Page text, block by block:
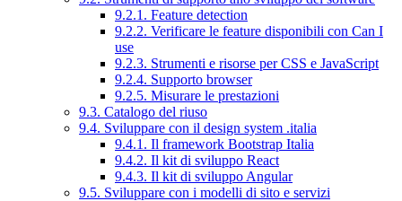
9.2.1. Feature detection
9.2.2. Verificare le feature disponibili con Can I
use
9.2.3. Strumenti e risorse per CSS e JavaScript
9.2.4. Supporto browser
9.2.5. Misurare le prestazioni
9.3. Catalogo del riuso
9.4. Sviluppare con il design system .italia
9.4.1. Il framework Bootstrap Italia
9.4.2. Il kit di sviluppo React
9.4.3. Il kit di sviluppo Angular
9.5. Sviluppare con i modelli di sito e servizi